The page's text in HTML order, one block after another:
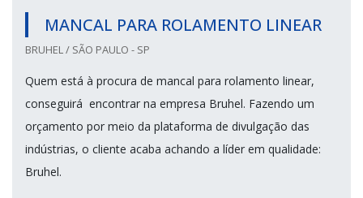
MANCAL PARA ROLAMENTO LINEAR
BRUHEL / SÃO PAULO - SP
Quem está à procura de mancal para rolamento linear,
conseguirá encontrar na empresa Bruhel. Fazendo um
orçamento por meio da plataforma de divulgação das
indústrias, o cliente acaba achando a líder em qualidade:
Bruhel.